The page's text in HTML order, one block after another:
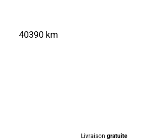
40390 km
Livraison gratuite